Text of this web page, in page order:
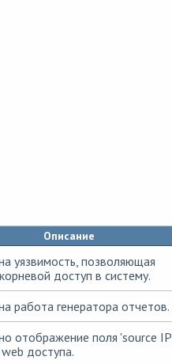
Описание
уязвимость, позволяющая
доступ в систему.
работа генератора отчетов.
отображение поля 'source
доступа.